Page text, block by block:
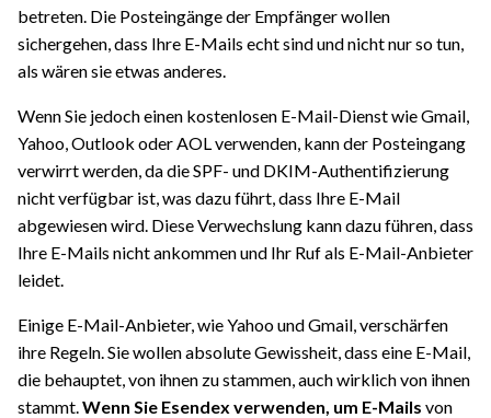
betreten. Die Posteingänge der Empfänger wollen
sichergehen, dass Ihre E-Mails echt sind und nicht nur so tun,
als wären sie etwas anderes.
Wenn Sie jedoch einen kostenlosen E-Mail-Dienst wie Gmail,
Yahoo, Outlook oder AOL verwenden, kann der Posteingang
verwirrt werden, da die SPF- und DKIM-Authentifizierung
nicht verfügbar ist, was dazu führt, dass Ihre E-Mail
abgewiesen wird. Diese Verwechslung kann dazu führen, dass
Ihre E-Mails nicht ankommen und Ihr Ruf als E-Mail-Anbieter
leidet.
Einige E-Mail-Anbieter, wie Yahoo und Gmail, verschärfen
ihre Regeln. Sie wollen absolute Gewissheit, dass eine E-Mail,
die behauptet, von ihnen zu stammen, auch wirklich von ihnen
stammt. Wenn Sie Esendex verwenden, um E-Mails von